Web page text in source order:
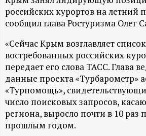
Н
-
и
н
ф
российских курортов на летний
сообщил глава Ростуризма Олег
«Сейчас Крым возглавляет
востребованных российских
передает его слова ТАСС. Глава
данные проекта «Турбарометр»
«Турпомощь»,
число поисковых запросов,
региона, выросло почти в 10 раз
прошлым годом.